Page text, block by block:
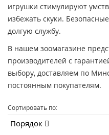
игрушки стимулируют
избежать скуки.
долгую службу.
В нашем зоомагазине
производителей с
выбору, доставляем по
постоянным покупателям.
Сортировать по:
Порядок